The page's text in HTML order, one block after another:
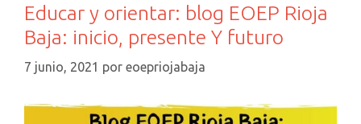
Educar y orientar: blog EOEP Rioja
Baja: inicio, presente Y futuro
7 junio, 2021 por eoepriojabaja